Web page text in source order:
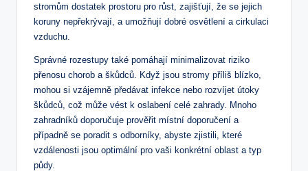
stromům dostatek prostoru pro růst, zajišťují, že se jejich
koruny nepřekrývají, a umožňují dobré osvětlení a cirkulaci
vzduchu.
Správné rozestupy také pomáhají minimalizovat riziko
přenosu chorob a škůdců. Když jsou stromy příliš blízko,
mohou si vzájemně předávat infekce nebo rozvíjet útoky
škůdců, což může vést k oslabení celé zahrady. Mnoho
zahradníků doporučuje prověřit místní doporučení a
případně se poradit s odborníky, abyste zjistili, které
vzdálenosti jsou optimální pro vaši konkrétní oblast a typ
půdy.